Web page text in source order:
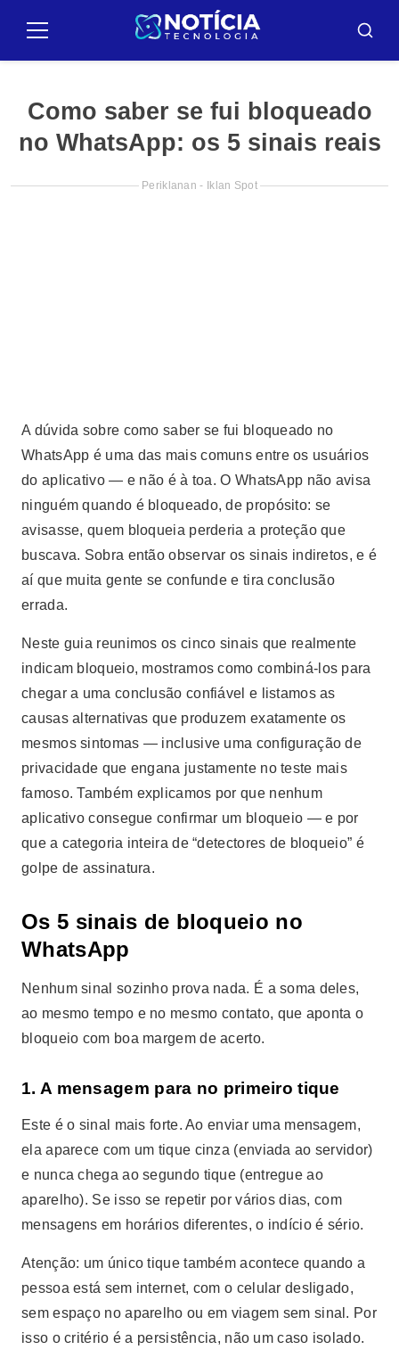
paraMenu Cari
Como saber se fui bloqueado
no WhatsApp: os 5 sinais reais
Periklanan - Iklan Spot
A dúvida sobre como saber se fui bloqueado no
WhatsApp é uma das mais comuns entre os usuários
do aplicativo — e não é à toa. O WhatsApp não avisa
ninguém quando é bloqueado, de propósito: se
avisasse, quem bloqueia perderia a proteção que
buscava. Sobra então observar os sinais indiretos, e é
aí que muita gente se confunde e tira conclusão
errada.
Neste guia reunimos os cinco sinais que realmente
indicam bloqueio, mostramos como combiná-los para
chegar a uma conclusão confiável e listamos as
causas alternativas que produzem exatamente os
mesmos sintomas — inclusive uma configuração de
privacidade que engana justamente no teste mais
famoso. Também explicamos por que nenhum
aplicativo consegue confirmar um bloqueio — e por
que a categoria inteira de “detectores de bloqueio” é
golpe de assinatura.
Os 5 sinais de bloqueio no
WhatsApp
Nenhum sinal sozinho prova nada. É a soma deles,
ao mesmo tempo e no mesmo contato, que aponta o
bloqueio com boa margem de acerto.
1. A mensagem para no primeiro tique
Este é o sinal mais forte. Ao enviar uma mensagem,
ela aparece com um tique cinza (enviada ao servidor)
e nunca chega ao segundo tique (entregue ao
aparelho). Se isso se repetir por vários dias, com
mensagens em horários diferentes, o indício é sério.
Atenção: um único tique também acontece quando a
pessoa está sem internet, com o celular desligado,
sem espaço no aparelho ou em viagem sem sinal. Por
isso o critério é a persistência, não um caso isolado.